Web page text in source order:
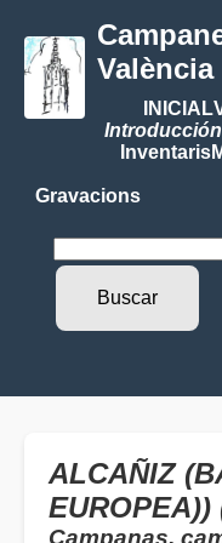
València
INICIAL
Inventaris
Gravacions
ALCAÑIZ
EUROPEA))
Campanas,